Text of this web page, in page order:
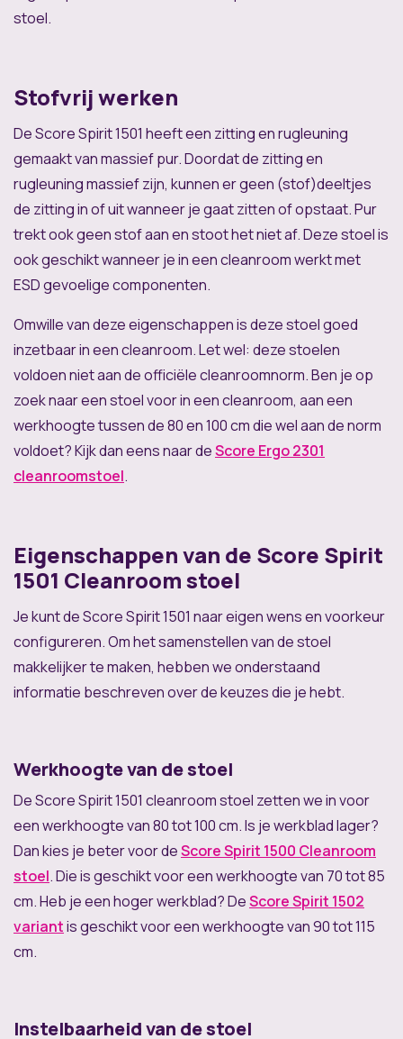
stoel.
Stofvrij werken
De Score Spirit 1501 heeft een zitting en rugleuning
gemaakt van massief pur. Doordat de zitting en
rugleuning massief zijn, kunnen er geen (stof)deeltjes
de zitting in of uit wanneer je gaat zitten of opstaat. Pur
trekt ook geen stof aan en stoot het niet af. Deze stoel is
ook geschikt wanneer je in een cleanroom werkt met
ESD gevoelige componenten.
Omwille van deze eigenschappen is deze stoel goed
inzetbaar in een cleanroom. Let wel: deze stoelen
voldoen niet aan de officiële cleanroomnorm. Ben je op
zoek naar een stoel voor in een cleanroom, aan een
werkhoogte tussen de 80 en 100 cm die wel aan de norm
voldoet? Kijk dan eens naar deScore Ergo 2301
cleanroomstoel.
Eigenschappen van de Score Spirit
1501 Cleanroom stoel
Je kunt de Score Spirit 1501 naar eigen wens en voorkeur
configureren. Om het samenstellen van de stoel
makkelijker te maken, hebben we onderstaand
informatie beschreven over de keuzes die je hebt.
Werkhoogte van de stoel
De Score Spirit 1501 cleanroom stoel zetten we in voor
een werkhoogte van 80 tot 100 cm. Is je werkblad lager?
Dan kies je beter voor deScore Spirit 1500 Cleanroom
stoel. Die is geschikt voor een werkhoogte van 70 tot 85
cm. Heb je een hoger werkblad? DeScore Spirit 1502
variantis geschikt voor een werkhoogte van 90 tot 115
cm.
Instelbaarheid van de stoel